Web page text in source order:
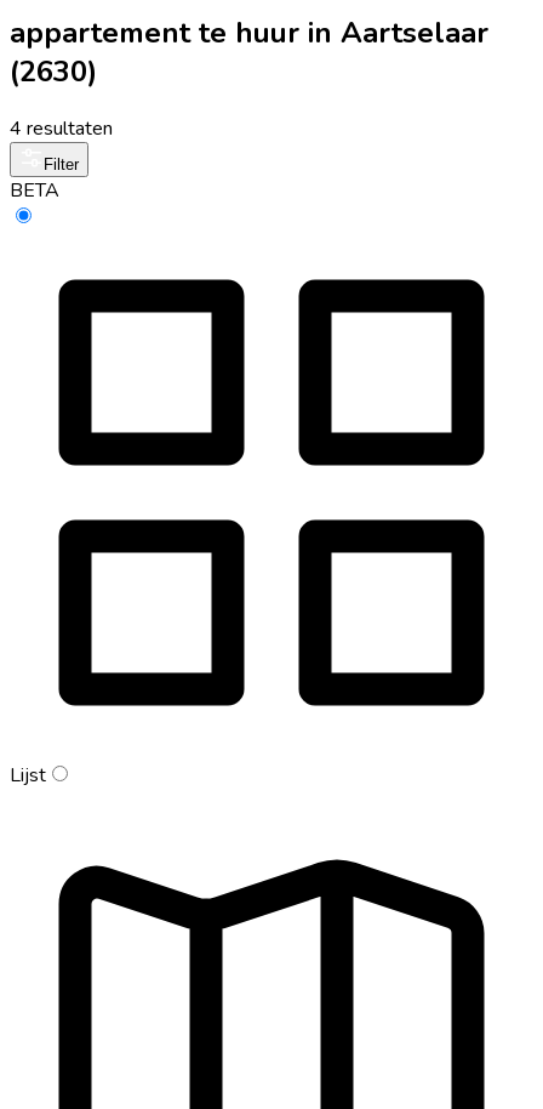
appartement te huur in Aartselaar
(2630)
4 resultaten
Filter
BETA
Lijst